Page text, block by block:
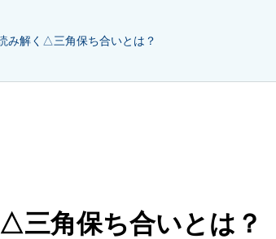
み解く△三角保ち合いとは？
三角保ち合いとは？